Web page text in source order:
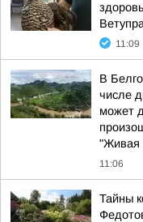
11:09
В
числе
может
"Живая
11:06
Тайны